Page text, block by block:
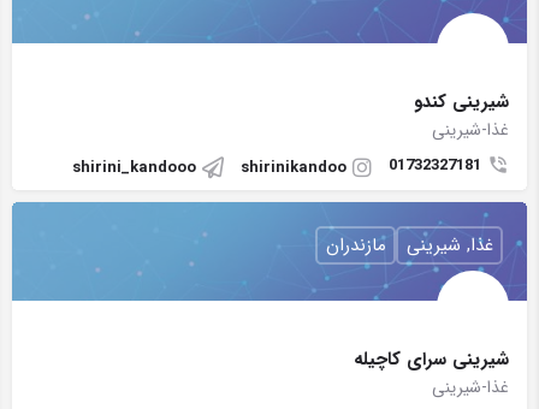
شیرینی کندو
غذا-شیرینی
01732327181
shirinikandoo
shirini_kandooo
شیرینی سرای کاچیله
غذا-شیرینی
غذا, شیرینی مازندران